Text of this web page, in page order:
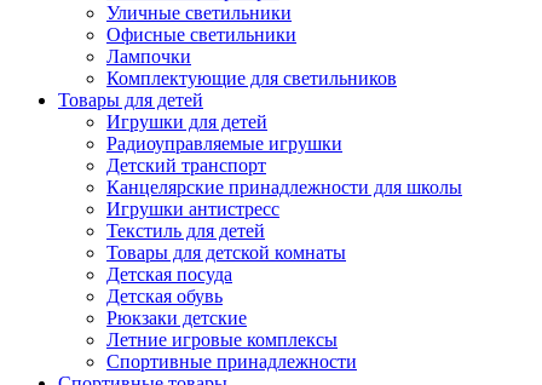
Уличные светильники
Офисные светильники
Лампочки
Комплектующие для светильников
Товары для детей
Игрушки для детей
Радиоуправляемые игрушки
Детский транспорт
Канцелярские принадлежности для школы
Игрушки антистресс
Текстиль для детей
Товары для детской комнаты
Детская посуда
Детская обувь
Рюкзаки детские
Летние игровые комплексы
Спортивные принадлежности